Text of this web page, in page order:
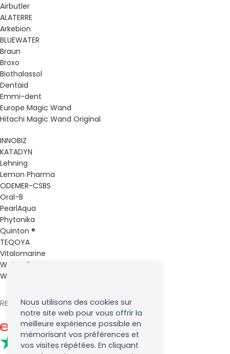
Airbutler
ALATERRE
Arkebion
BLUEWATER
Braun
Broxo
Biothalassol
Dentaid
Emmi-dent
Europe Magic Wand
Hitachi Magic Wand Original
INNOBIZ
KATADYN
Lehning
Lemon Pharma
ODEMER-CSBS
Oral-B
PearlAqua
Phytonika
Quinton ®
TEQOYA
Vitalomarine
Waterpik
Weleda
RETROUVEZ NOUS SUR :
Nous utilisons des cookies sur
notre site web pour vous offrir la
meilleure expérience possible en
mémorisant vos préférences et
vos visites répétées. En cliquant